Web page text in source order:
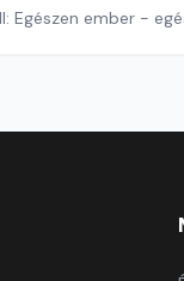
Egészen ember -